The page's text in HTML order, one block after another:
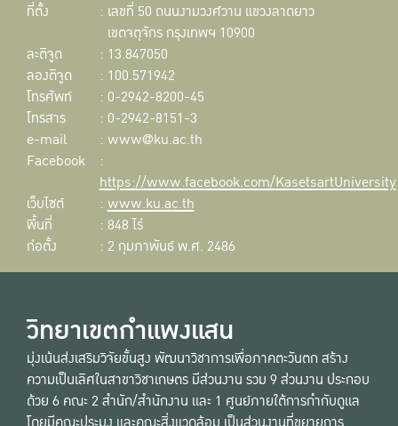
ที่ตั้ง
: เลขที่ 50 ถนนงามวงศ์วาน แขวงลาดยาว
เขตจตุจักร กรุงเทพฯ 10900
ละติจูด
: 13.847050
ลองติจูด
: 100.571942
โทรศัพท์
: 0-2942-8200-45
โทรสาร
: 0-2942-8151-3
e-mail
: www@ku.ac.th
Facebook
:
https://www.facebook.com/KasetsartUniversity
เว็บไซต์
:www.ku.ac.th
พื้นที่
: 848 ไร่
ก่อตั้ง
: 2 กุมภาพันธ์ พ.ศ. 2486
วิทยาเขตกำแพงแสน
มุ่งเน้นส่งเสริมวิจัยขั้นสูง พัฒนาวิชาการเพื่อภาคตะวันตก สร้าง
ความเป็นเลิศในสาขาวิชาเกษตร มีส่วนงาน รวม 9 ส่วนงาน ประกอบ
ด้วย 6 คณะ 2 สำนัก/สำนักงาน และ 1 ศูนย์ภายใต้การกำกับดูแล